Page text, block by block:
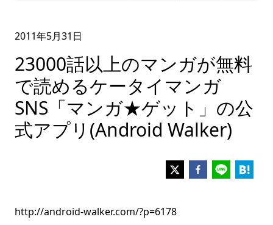
2011年5月31 日
23000話以上のマンガが無料
で読めるケータイマンガ
SNS「マンガ★ゲット」の公
式アプリ(Android Walker)
http://android-walker.com/?p=6178